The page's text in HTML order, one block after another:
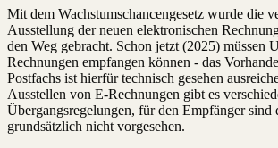
Mit dem Wachstumschancengesetz wurde die
Ausstellung der neuen elektronischen
den Weg gebracht. Schon jetzt (2025) müssen
Rechnungen empfangen können - das
Postfachs ist hierfür technisch gesehen
Ausstellen von E-Rechnungen gibt es
Übergangsregelungen, für den Empfänger sind
grundsätzlich nicht vorgesehen.